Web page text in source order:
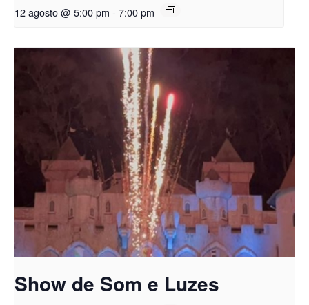
12 agosto @ 5:00 pm - 7:00 pm
Show de Som e Luzes